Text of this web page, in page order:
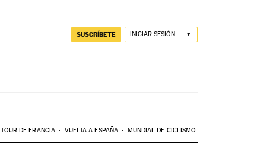
SUSCRÍBETE INICIAR SESIÓN
TOUR DE FRANCIA VUELTA A ESPAÑA MUNDIAL DE CICLISMO